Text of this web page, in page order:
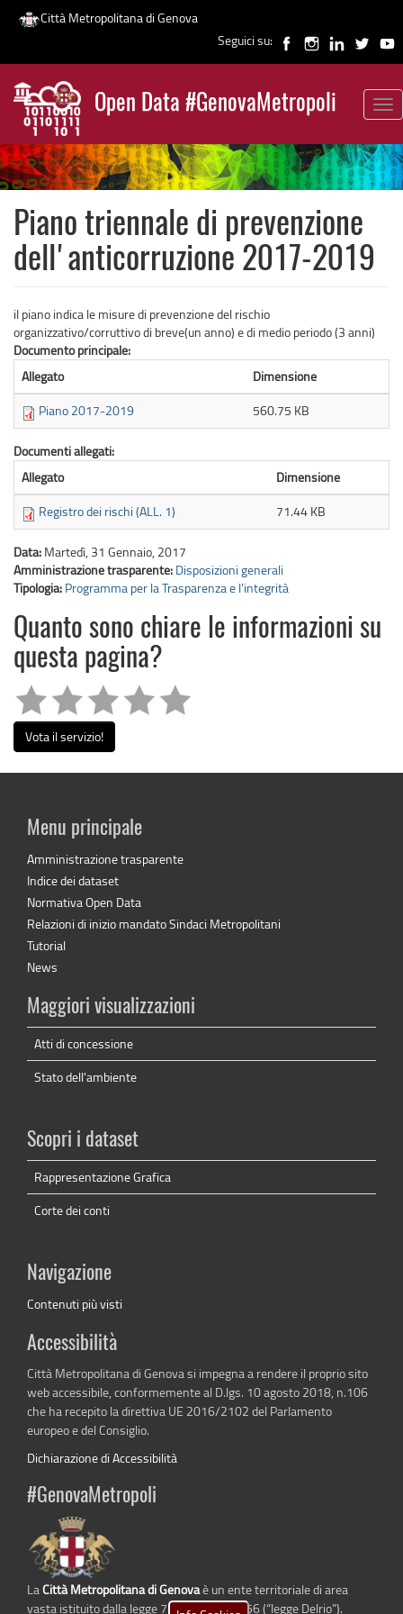
Salta
contenuto
principale
Città Metropolitana di Genova
Seguici su:
Open Data #GenovaMetropoli
News
Piano triennale di prevenzione
dell'anticorruzione 2017-2019
il piano indica le misure di prevenzione del rischio
organizzativo/corruttivo di breve(un anno) e di medio periodo (3 anni)
Documento principale:
Allegato
Dimensione
Piano 2017-2019
560.75 KB
Documenti allegati:
Allegato
Dimensione
Registro dei rischi (ALL. 1)
71.44 KB
Data: Martedì, 31 Gennaio, 2017
Amministrazione trasparente: Disposizioni generali
Tipologia: Programma per la Trasparenza e l'integrità
Quanto sono chiare le informazioni su
questa pagina?
Vota il servizio!
Menu principale
Amministrazione trasparente
Indice dei dataset
Normativa Open Data
Relazioni di inizio mandato Sindaci Metropolitani
Tutorial
News
Maggiori visualizzazioni
Atti di concessione
Stato dell'ambiente
Scopri i dataset
Rappresentazione Grafica
Corte dei conti
Navigazione
Contenuti più visti
Accessibilità
Città Metropolitana di Genova si impegna a rendere il proprio sito
web accessibile, conformemente al D.lgs. 10 agosto 2018, n.106
che ha recepito la direttiva UE 2016/2102 del Parlamento
europeo e del Consiglio.
Dichiarazione di Accessibilità
#GenovaMetropoli
LaCittà Metropolitana di Genovaè un ente territoriale di area
vasta istituito dalla legge 7 aprile 2014 n. 56 (“legge Delrio”).